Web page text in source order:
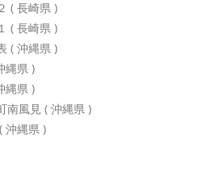
( 長崎県 )
( 長崎県 )
( 沖縄県 )
県 )
県 )
風見 ( 沖縄県 )
縄県 )